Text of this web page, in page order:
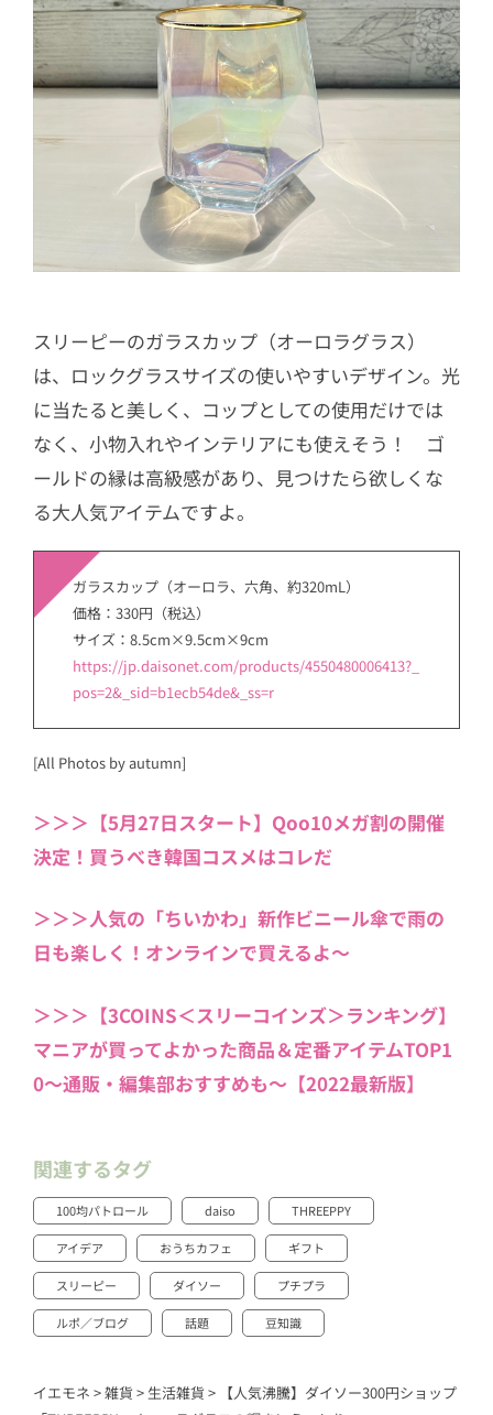
スリーピーのガラスカップ（オーロラグラス）
は、ロックグラスサイズの使いやすいデザイン。光
に当たると美しく、コップとしての使用だけでは
なく、小物入れやインテリアにも使えそう！ ゴ
ールドの縁は高級感があり、見つけたら欲しくな
る大人気アイテムですよ。
ガラスカップ（オーロラ、六角、約320mL）
価格：330円（税込）
サイズ：8.5cm×9.5cm×9cm
https://jp.daisonet.com/products/4550480006413?_
pos=2&_sid=b1ecb54de&_ss=r
[All Photos by autumn]
＞＞＞【5月27日スタート】Qoo10メガ割の開催
決定！買うべき韓国コスメはコレだ
＞＞＞人気の「ちいかわ」新作ビニール傘で雨の
日も楽しく！オンラインで買えるよ～
＞＞＞【3COINS＜スリーコインズ＞ランキング】
マニアが買ってよかった商品＆定番アイテムTOP1
0〜通販・編集部おすすめも〜【2022最新版】
関連するタグ
100均パトロール daiso THREEPPY
アイデア おうちカフェ ギフト
スリーピー ダイソー プチプラ
ルポ／ブログ 話題 豆知識
イエモネ >雑貨 > 生活雑貨 > 【人気沸騰】ダイソー300円ショップ